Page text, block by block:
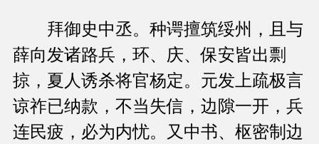
拜御史中丞。种谔擅筑绥州，且与
薛向发诸路兵，环、庆、保安皆出剽
掠，夏人诱杀将官杨定。元发上疏极言
谅祚已纳款，不当失信，边隙一开，兵
连民疲，必为内忧。又中书、枢密制边